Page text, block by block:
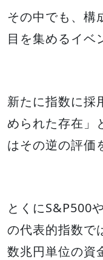
その中でも、構
目を集めるイベ
新たに指数に採
められた存在」
はその逆の評価
とくにS&P500
の代表的指数で
数兆円単位の資